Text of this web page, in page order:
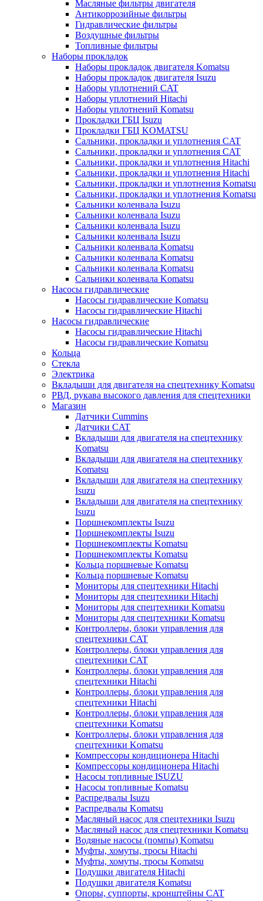
Масляные фильтры двигателя
Антикоррозийные фильтры
Гидравлические фильтры
Воздушные фильтры
Топливные фильтры
Наборы прокладок
Наборы прокладок двигателя Komatsu
Наборы прокладок двигателя Isuzu
Наборы уплотнений CAT
Наборы уплотнений Hitachi
Наборы уплотнений Komatsu
Прокладки ГБЦ Isuzu
Прокладки ГБЦ KOMATSU
Сальники, прокладки и уплотнения CAT
Сальники, прокладки и уплотнения CAT
Сальники, прокладки и уплотнения Hitachi
Сальники, прокладки и уплотнения Hitachi
Сальники, прокладки и уплотнения Komatsu
Сальники, прокладки и уплотнения Komatsu
Сальники коленвала Isuzu
Сальники коленвала Isuzu
Сальники коленвала Isuzu
Сальники коленвала Isuzu
Сальники коленвала Komatsu
Сальники коленвала Komatsu
Сальники коленвала Komatsu
Сальники коленвала Komatsu
Насосы гидравлические
Насосы гидравлические Komatsu
Насосы гидравлические Hitachi
Насосы гидравлические
Насосы гидравлические Hitachi
Насосы гидравлические Komatsu
Кольца
Стекла
Электрика
Вкладыши для двигателя на спецтехнику Komatsu
РВД, рукава высокого давления для спецтехники
Магазин
Датчики Cummins
Датчики CAT
Вкладыши для двигателя на спецтехнику
Komatsu
Вкладыши для двигателя на спецтехнику
Komatsu
Вкладыши для двигателя на спецтехнику
Isuzu
Вкладыши для двигателя на спецтехнику
Isuzu
Поршнекомплекты Isuzu
Поршнекомплекты Isuzu
Поршнекомплекты Komatsu
Поршнекомплекты Komatsu
Кольца поршневые Komatsu
Кольца поршневые Komatsu
Мониторы для спецтехники Hitachi
Мониторы для спецтехники Hitachi
Мониторы для спецтехники Komatsu
Мониторы для спецтехники Komatsu
Контроллеры, блоки управления для
спецтехники CAT
Контроллеры, блоки управления для
спецтехники CAT
Контроллеры, блоки управления для
спецтехники Hitachi
Контроллеры, блоки управления для
спецтехники Hitachi
Контроллеры, блоки управления для
спецтехники Komatsu
Контроллеры, блоки управления для
спецтехники Komatsu
Компрессоры кондиционера Hitachi
Компрессоры кондиционера Hitachi
Насосы топливные ISUZU
Насосы топливные Komatsu
Распредвалы Isuzu
Распредвалы Komatsu
Масляный насос для спецтехники Isuzu
Масляный насос для спецтехники Komatsu
Водяные насосы (помпы) Komatsu
Муфты, хомуты, тросы Hitachi
Муфты, хомуты, тросы Komatsu
Подушки двигателя Hitachi
Подушки двигателя Komatsu
Опоры, суппорты, кронштейны CAT